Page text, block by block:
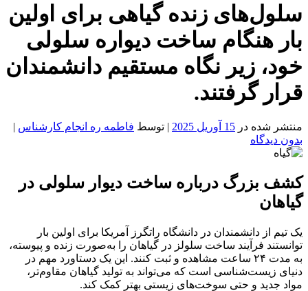
سلول‌های زنده گیاهی برای اولین
بار هنگام ساخت دیواره سلولی
خود، زیر نگاه مستقیم دانشمندان
قرار گرفتند.
منتشر شده در 15 آوریل 2025 | توسط فاطمه ره انجام کارشناس |
بدون دیدگاه
کشف بزرگ درباره ساخت دیوار سلولی در
گیاهان
یک تیم از دانشمندان در دانشگاه راتگرز آمریکا برای اولین بار
توانستند فرآیند ساخت سلولز در گیاهان را به‌صورت زنده و پیوسته،
به مدت ۲۴ ساعت مشاهده و ثبت کنند. این یک دستاورد مهم در
دنیای زیست‌شناسی است که می‌تواند به تولید گیاهان مقاوم‌تر،
مواد جدید و حتی سوخت‌های زیستی بهتر کمک کند.